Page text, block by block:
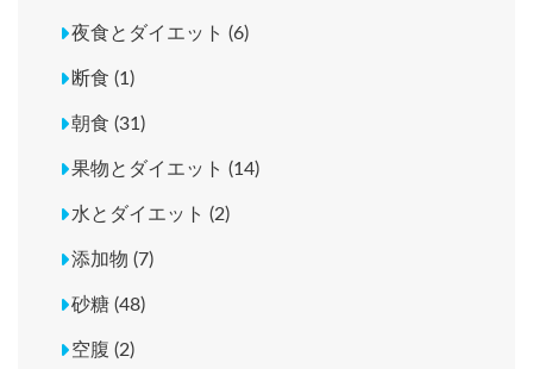
夜食とダイエット (6)
断食 (1)
朝食 (31)
果物とダイエット (14)
水とダイエット (2)
添加物 (7)
砂糖 (48)
空腹 (2)